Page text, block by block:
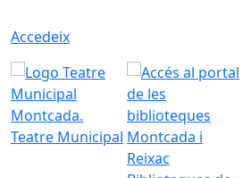
Accedeix
Teatre Municipal